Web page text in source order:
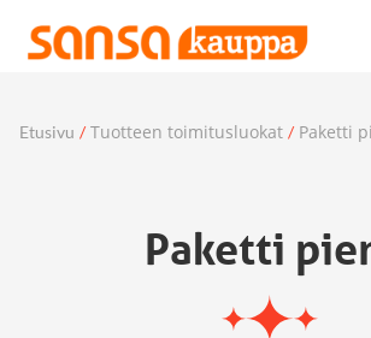
Etusivu / Tuotteen toimitusluokat / Paketti
Paketti